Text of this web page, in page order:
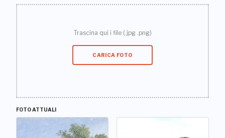
Trascina qui i file (.jpg .png)
CARICA FOTO
FOTO ATTUALI